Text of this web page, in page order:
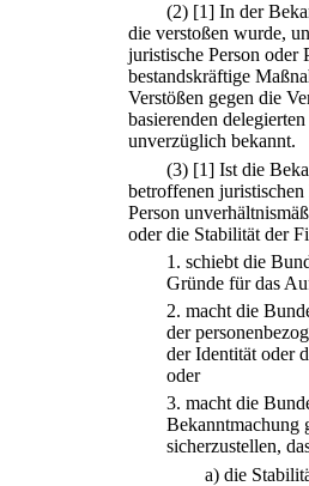
(2) [1] In der
die verstoßen wurde,
juristische Person oder
bestandskräftige
Verstößen gegen die
basierenden
unverzüglich bekannt.
(3) [1] Ist die
betroffenen juristischen
Person
oder die Stabilität der
1. schiebt die
Gründe für das
2. macht die
der
der Identität oder
oder
3. macht die
Bekanntmachung
sicherzustellen,
a) die